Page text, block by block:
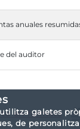
galetes
de
anuales
del auditor
en formato